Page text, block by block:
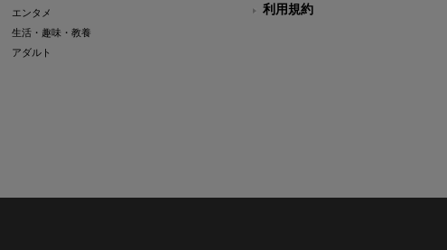
エンタメ
生活・趣味・教養
アダルト
利用規約